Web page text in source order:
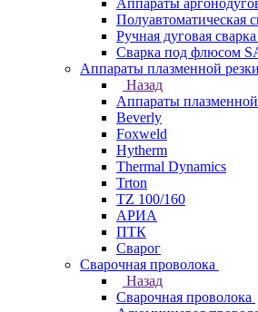
Аппараты
Полуавтоматическая
Ручная дуговая
Сварка под флюсом
Аппараты плазменной резки
Назад
Аппараты плазменной
Beverly
Foxweld
Hytherm
Thermal Dynamics
Trton
TZ 100/160
АРИА
ПТК
Сварог
Сварочная проволока
Назад
Сварочная проволока